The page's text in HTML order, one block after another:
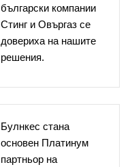
български компании
Стинг и Овъргаз се
довериха на нашите
решения.
Булнкес стана
основен Платинум
партньор на